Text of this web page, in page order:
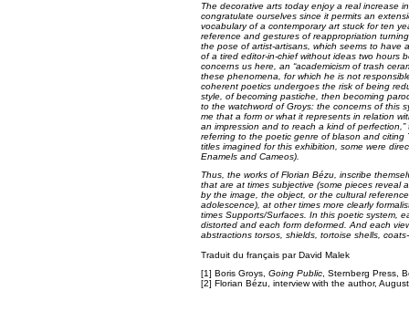
The decorative arts today enjoy a real increase
congratulate ourselves since it permits an
vocabulary of a contemporary art stuck for ten
reference and gestures of reappropriation
the pose of artist-artisans, which seems to have
of a tired editor-in-chief without ideas two hours
concerns us here, an “academicism of trash
these phenomena, for which he is not
coherent poetics undergoes the risk of being
style, of becoming pastiche, then becoming
to the watchword of Groys: the concerns of this
me that a form or what it represents in relation
an impression and to reach a kind of
referring to the poetic genre of blason and citing
titles imagined for this exhibition, some were
Enamels and Cameos).
Thus, the works of Florian Bézu, inscribe
that are at times subjective (some pieces reveal
by the image, the object, or the cultural
adolescence), at other times more clearly
times Supports/Surfaces. In this poetic system,
distorted and each form deformed. And each
abstractions torsos, shields, tortoise shells,
Traduit du français par David Malek
[1] Boris Groys, Going Public , Sternberg Press,
[2] Florian Bézu, interview with the author,